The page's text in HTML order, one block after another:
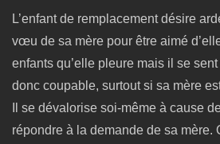
L’enfant de remplacement désire
vœu de sa mère pour être aimé
enfants qu’elle pleure mais il se
donc coupable, surtout si sa mère
Il se dévalorise soi-même à cause
répondre à la demande de sa mère.